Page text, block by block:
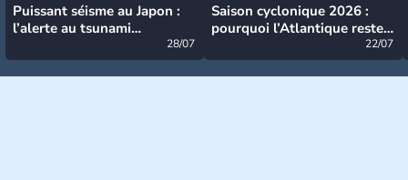
Puissant séisme au Japon :
l’alerte au tsunami
28/07
Saison cyclonique 2026 :
pourquoi l’Atlantique reste
22/07